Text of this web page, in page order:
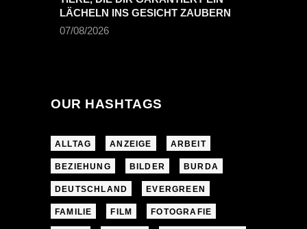
LÄCHELN INS GESICHT ZAUBERN
07/08/2026
OUR HASHTAGS
ALLTAG ANZEIGE ARBEIT
BEZIEHUNG BILDER BURDA
DEUTSCHLAND EVERGREEN
FAMILIE FILM FOTOGRAFIE